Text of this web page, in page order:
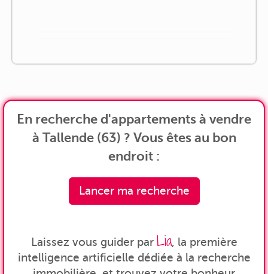
En recherche d'appartements à vendre
à Tallende (63) ? Vous êtes au bon
endroit :
Lancer ma recherche
Laissez vous guider par Lia, la première
intelligence artificielle dédiée à la recherche